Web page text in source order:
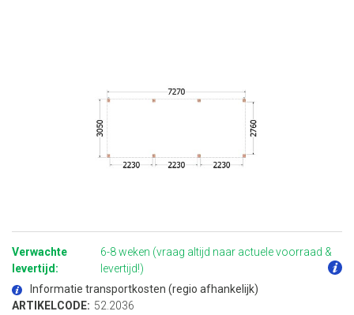
naar
begin
van
de
afbeeldingen-
gallerij
Verwachte
levertijd:
6-8 weken (vraag altijd naar actuele voorraad &
levertijd!)
Informatie transportkosten (regio afhankelijk)
ARTIKELCODE: 52.2036